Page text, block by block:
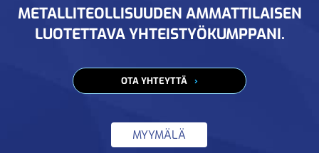
METALLITEOLLISUUDEN AMMATTILAISEN
LUOTETTAVA YHTEISTYÖKUMPPANI.
OTA YHTEYTTÄ
MYYMÄLÄ